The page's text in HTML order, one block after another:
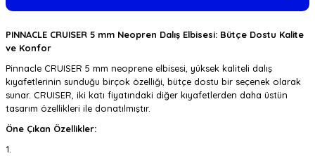
PINNACLE CRUISER 5 mm Neopren Dalış Elbisesi: Bütçe Dostu Kalite
ve Konfor
Pinnacle CRUISER 5 mm neoprene elbisesi, yüksek kaliteli dalış
kıyafetlerinin sunduğu birçok özelliği, bütçe dostu bir seçenek olarak
sunar. CRUISER, iki katı fiyatındaki diğer kıyafetlerden daha üstün
tasarım özellikleri ile donatılmıştır.
Öne Çıkan Özellikler: